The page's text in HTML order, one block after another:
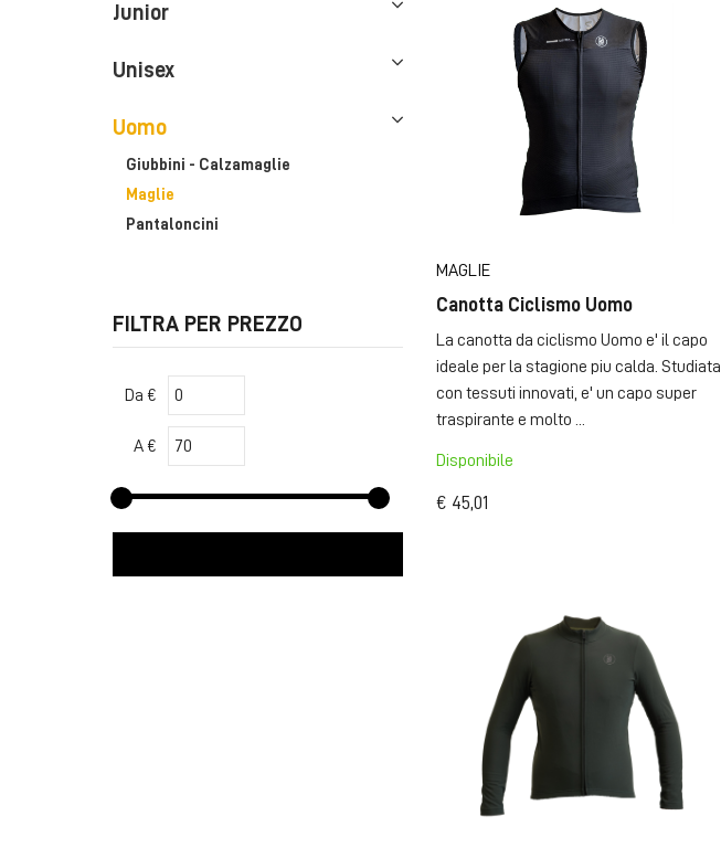
Junior
Unisex
Uomo
Giubbini - Calzamaglie
Maglie
Pantaloncini
FILTRA PER PREZZO
Da €
A €
MAGLIE
Canotta Ciclismo Uomo
La canotta da ciclismo Uomo e' il capo
ideale per la stagione piu calda. Studiata
con tessuti innovati, e' un capo super
traspirante e molto ...
Disponibile
€ 45,01